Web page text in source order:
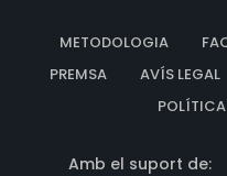
METODOLOGIA
PREMSA
AVÍS LEGAL
Amb el suport de: